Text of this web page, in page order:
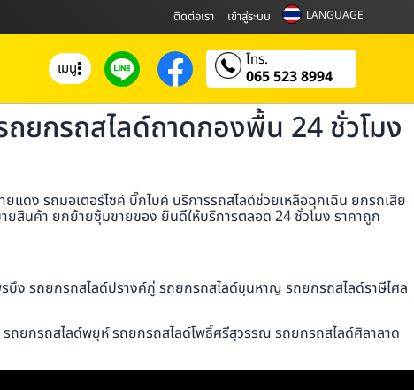
ติดต่อเรา เข้าสู่ระบบ LANGUAGE
เมนู โทร.
065 523 8994
ยกรถสไลด์ถาดกองพื้น 24 ชั่วโมง
ดง รถมอเตอร์ไซค์ บิ๊กไบค์ บริการรถสไลด์ช่วยเหลือฉุกเฉิน ยกรถเสีย
นค้า ยกย้ายซุ้มขายของ ยินดีให้บริการตลอด 24 ชั่วโมง ราคาถูก
ง รถยกรถสไลด์ปรางค์กู่ รถยกรถสไลด์ขุนหาญ รถยกรถสไลด์ราษีไศล
ยกรถสไลด์พยุห์ รถยกรถสไลด์โพธิ์ศรีสุวรรณ รถยกรถสไลด์ศิลาลาด